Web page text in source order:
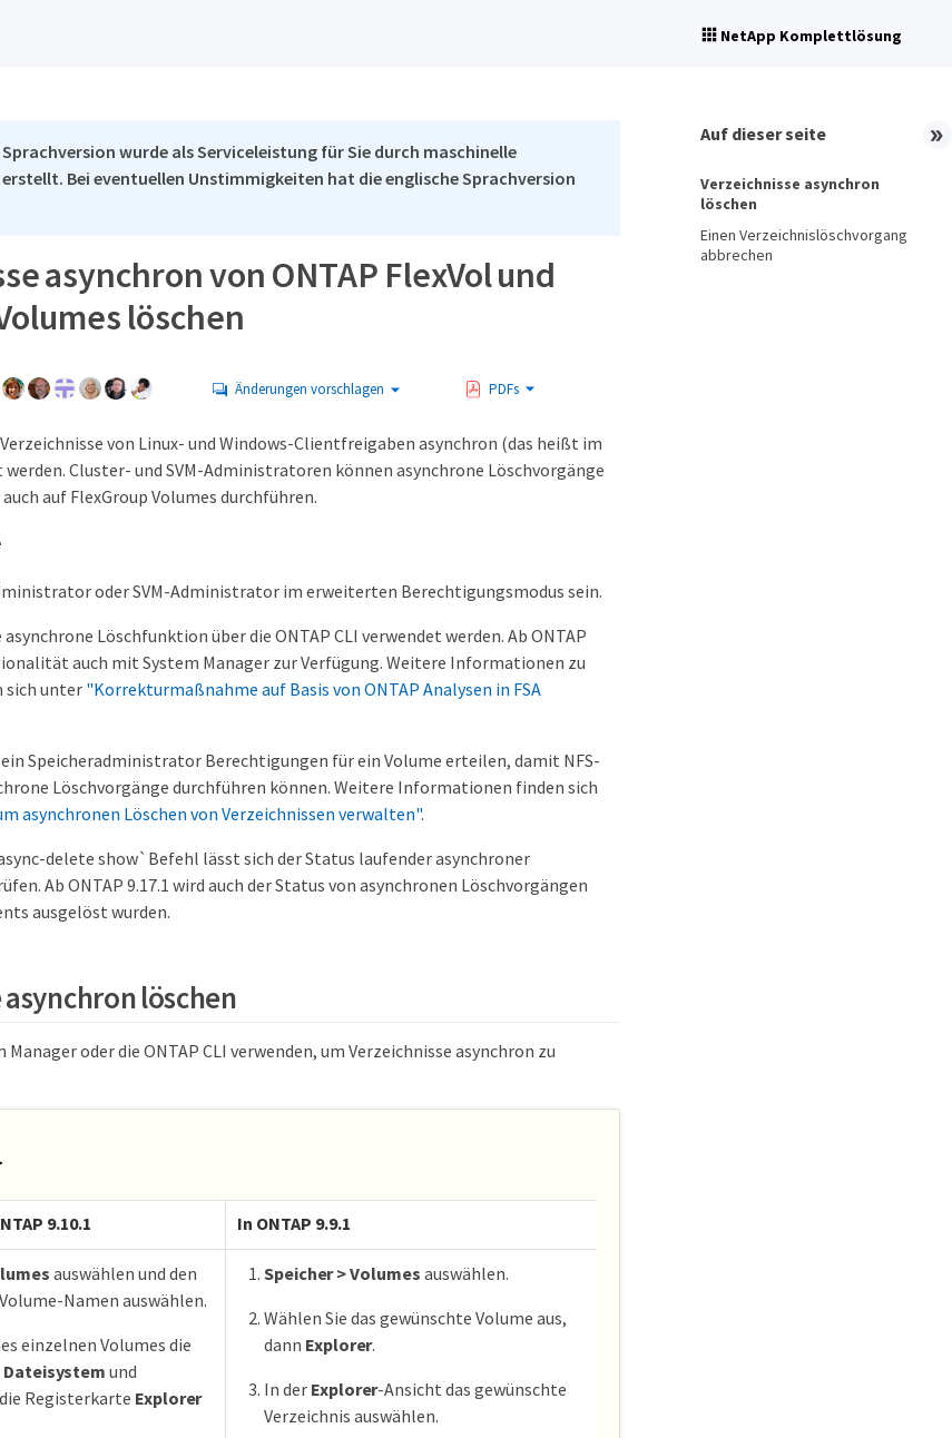
NetApp Komplettlösung
wurde als Serviceleistung für Sie durch maschinelle
Bei eventuellen Unstimmigkeiten hat die englische Sprachversion
asynchron von ONTAP FlexVol und
löschen
Änderungen vorschlagen PDFs
von Linux- und Windows-Clientfreigaben asynchron (das heißt im
Cluster- und SVM-Administratoren können asynchrone Löschvorgänge
auf FlexGroup Volumes durchführen.
oder SVM-Administrator im erweiterten Berechtigungsmodus sein.
asynchrone Löschfunktion über die ONTAP CLI verwendet werden. Ab ONTAP
auch mit System Manager zur Verfügung. Weitere Informationen zu
sich unter "Korrekturmaßnahme auf Basis von ONTAP Analysen in FSA
ein Speicheradministrator Berechtigungen für ein Volume erteilen, damit NFS-
Löschvorgänge durchführen können. Weitere Informationen finden sich
asynchronen Löschen von Verzeichnissen verwalten".
delete show`Befehl lässt sich der Status laufender asynchroner
Ab ONTAP 9.17.1 wird auch der Status von asynchronen Löschvorgängen
ausgelöst wurden.
löschen
Manager oder die ONTAP CLI verwenden, um Verzeichnisse asynchron zu
9.10.1 In ONTAP 9.9.1
auswählen und den
Namen auswählen.
einzelnen Volumes die
Dateisystem und
Registerkarte Explorer
Speicher > Volumes auswählen.
Wählen Sie das gewünschte Volume aus,
dann Explorer.
In der Explorer-Ansicht das gewünschte
Verzeichnis auswählen.
Auf dieser seite
Verzeichnisse asynchron
löschen
Einen Verzeichnislöschvorgang
abbrechen